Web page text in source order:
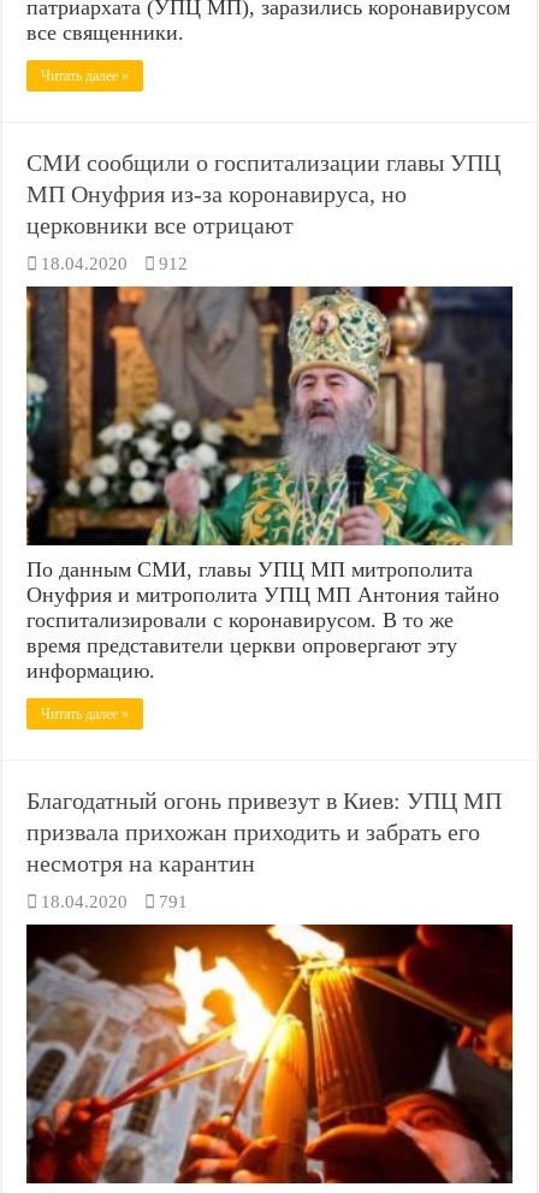
патриархата (УПЦ МП), заразились коронавирусом
все священники.
Читать далее »
СМИ сообщили о госпитализации главы УПЦ
МП Онуфрия из-за коронавируса, но
церковники все отрицают
18.04.2020 912
По данным СМИ, главы УПЦ МП митрополита
Онуфрия и митрополита УПЦ МП Антония тайно
госпитализировали с коронавирусом. В то же
время представители церкви опровергают эту
информацию.
Читать далее »
Благодатный огонь привезут в Киев: УПЦ МП
призвала прихожан приходить и забрать его
несмотря на карантин
18.04.2020 791